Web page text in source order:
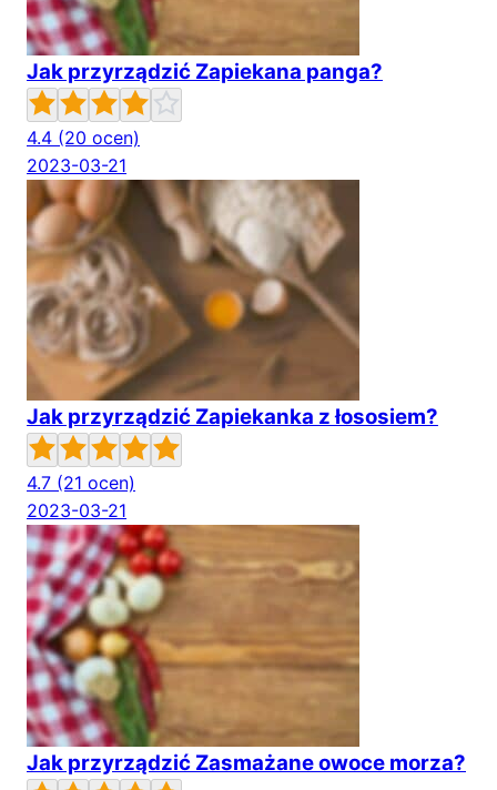
Jak przyrządzić Zapiekana panga?
4.4 (20 ocen)
2023-03-21
Jak przyrządzić Zapiekanka z łososiem?
4.7 (21 ocen)
2023-03-21
Jak przyrządzić Zasmażane owoce morza?